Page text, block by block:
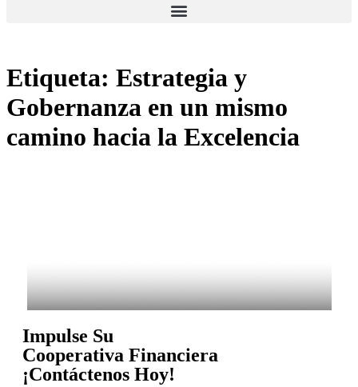
Etiqueta: Estrategia y
Gobernanza en un mismo
camino hacia la Excelencia
Impulse Su
Cooperativa Financiera
¡Contáctenos Hoy!